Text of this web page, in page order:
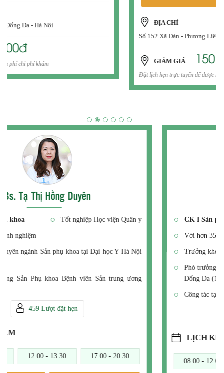
ĐỊA CHỈ
Số 152 Xã Đàn - Phương Liên - Đống Đa - Hà Nội
GIẢM GIÁ
Đặt lịch hẹn trực tuyến để được miễn phí chi phí khám
Bs. Nguyễn Thị Thu Hiên
CK I Sản phụ khoa Tốt nghiệp ĐH Y Hà Nội
Với hơn 35 năm kinh nghiệm
Trưởng khoa Sản BV Dệt may (1984-1996)
Phó trưởng khoa CSSKSS TTYT quận Đống Đa, Nhà hộ sinh
Đống Đa (1996 - 2014)
17:00 - 20:30